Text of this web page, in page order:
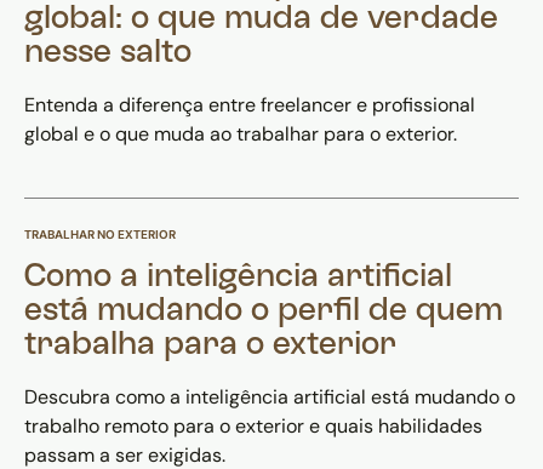
global: o que muda de verdade
nesse salto
Entenda a diferença entre freelancer e profissional
global e o que muda ao trabalhar para o exterior.
TRABALHAR NO EXTERIOR
Como a inteligência artificial
está mudando o perfil de quem
trabalha para o exterior
Descubra como a inteligência artificial está mudando o
trabalho remoto para o exterior e quais habilidades
passam a ser exigidas.